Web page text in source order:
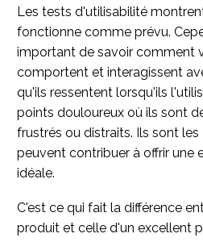
Les tests d'utilisabilité
fonctionne comme prévu.
important de savoir comment
comportent et interagissent
qu'ils ressentent lorsqu'ils
points douloureux où ils sont
frustrés ou distraits. Ils sont les
peuvent contribuer à offrir une
idéale.
C'est ce qui fait la différence
produit et celle d'un excellent